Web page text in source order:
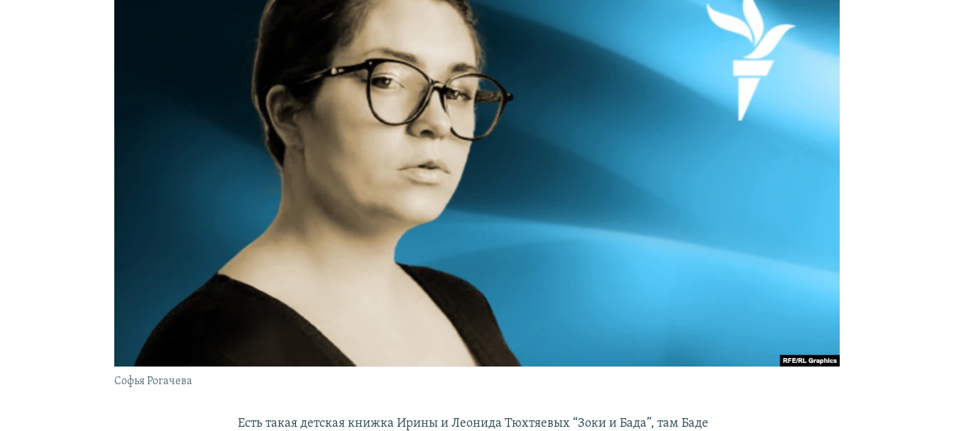
Софья Рогачева
Есть такая детская книжка Ирины и Леонида Тюхтяевых “Зоки и Бада”, там Баде